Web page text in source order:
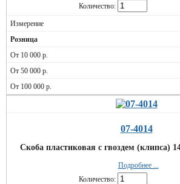
Количество:
07-4014
Скоба пластиковая с гвоздем (клипса)
Подробнее ...
Количество: